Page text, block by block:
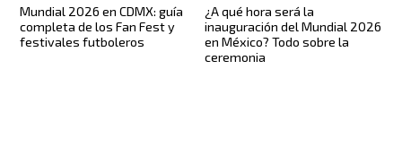
Mundial 2026 en CDMX: guía
completa de los Fan Fest y
festivales futboleros
¿A qué hora será la
inauguración del Mundial 2026
en México? Todo sobre la
ceremonia